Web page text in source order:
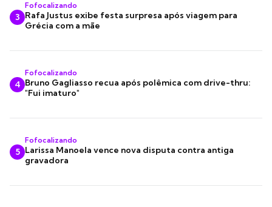
3
Fofocalizando
Rafa Justus exibe festa surpresa após viagem para
Grécia com a mãe
4
Fofocalizando
Bruno Gagliasso recua após polêmica com drive-thru:
"Fui imaturo"
5
Fofocalizando
Larissa Manoela vence nova disputa contra antiga
gravadora